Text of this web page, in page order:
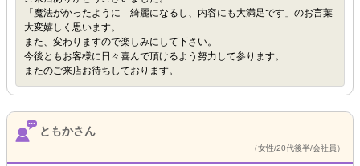
「魔法がかったように 綺麗になるし、内容にも大満足です」のお言葉
大変嬉しく思います。
また、変わりますので楽しみにして下さい。
今後ともお客様に日々喜んで頂けるよう努力して参ります。
またのご来店お待ちしております。
ともかさん
（女性/20代後半/会社員）